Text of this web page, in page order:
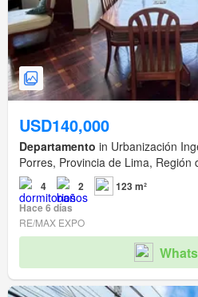
USD140,000
Departamento in Urbanización
Porres, Provincia de Lima, Región
4 2
123 m²
Hace 6 días
RE/MAX EXPO